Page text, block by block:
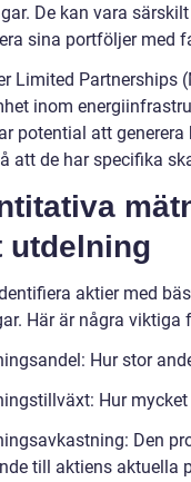
De kan vara
sina portföljer med
Limited Partnerships
inom
potential att
att de har specifika
utdelning
aktier med
Här är några viktiga
Hur stor
Hur
Den
till aktiens aktuella